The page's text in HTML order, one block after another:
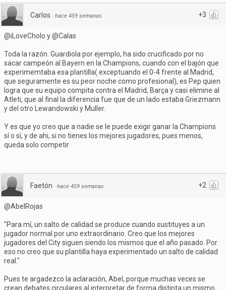
+3
Carlos · hace 459 semanas
@iLoveCholo y @Calas
Toda la razón. Guardiola por ejemplo, ha sido crucificado por no
sacar campeón al Bayern en la Champions, cuando con el bajón que
experimemtaba esa plantilla( exceptuando el 0-4 frente al Madrid,
que seguramente es su peor noche como profesional), es Pep quien
logra que su equipo compita contra el Madrid, Barça y casi elimine al
Atleti, que al final la diferencia fue que de un lado estaba Griezmann
y del otro Lewandowski y Muller.
Y es que yo creo que a nadie se le puede exigir ganar la Champions
sí o sí, y de ahi, si no tienes los mejores jugadores, pues menos,
queda solo competir
+2
Faetón · hace 459 semanas
@AbelRojas
"Para mí, un salto de calidad se produce cuando sustituyes a un
jugador normal por uno extraordinario. Creo que los mejores
jugadores del City siguen siendo los mismos que el año pasado. Por
eso no creo que su plantilla haya experimentado un salto de calidad
real."
Pues te argadezco la aclaración, Abel, porque muchas veces se
crean debates circulares al interpretar de forma distinta un mismo